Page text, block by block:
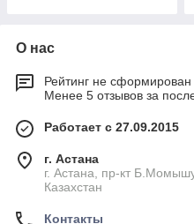
О нас
Рейтинг не сформирован
Менее 5 отзывов за
Работает с 27.09.2015
г. Астана
г. Астана, пр-кт
Казахстан
Контакты